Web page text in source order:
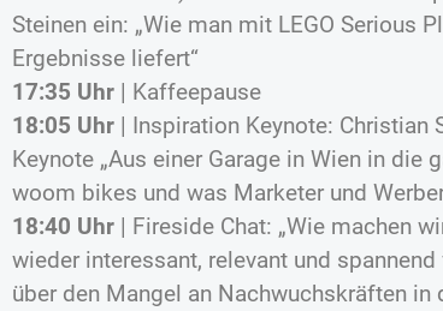
Steinen ein: „Wie man mit LEGO Serious
Ergebnisse liefert“
­17:35 Uhr | Kaffeepause
­18:05 Uhr | Inspiration Keynote: Christian
Keynote „Aus einer Garage in Wien in die
woom bikes und was Marketer und
­18:40 Uhr | Fireside Chat: „Wie machen
wieder interessant, relevant und
über den Mangel an Nachwuchskräften